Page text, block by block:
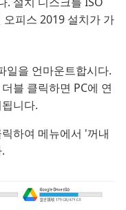
피스 2019 설치가 가
일을 언마운트합시다.
블 클릭하면 PC에 연
니다.
하여 메뉴에서 '꺼내